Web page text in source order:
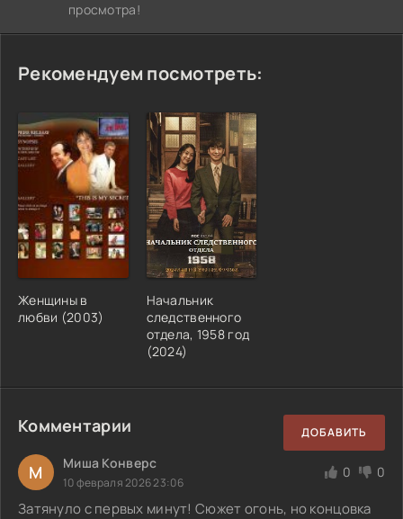
просмотра!
Рекомендуем посмотреть:
Женщины в
любви (2003)
Начальник
следственного
отдела, 1958 год
(2024)
Комментарии ДОБАВИТЬ
М Миша Конверс
10 февраля 2026 23:06
0 0
Затянуло с первых минут! Сюжет огонь, но концовка